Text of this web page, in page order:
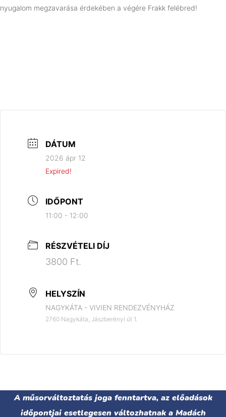
nyugalom megzavarása érdekében a végére Frakk felébred!
DÁTUM
2026 ápr 12
Expired!
IDŐPONT
11:00 - 12:00
RÉSZVÉTELI DÍJ
3800 Ft.
HELYSZÍN
NAGYKÁTA - VIVIEN RENDEZVÉNYHÁZ
2760 Nagykáta, Jászberényi út 1.
A műsorváltoztatás joga fenntartva, az előadások
időpontjai esetlegesen változhatnak a Madách